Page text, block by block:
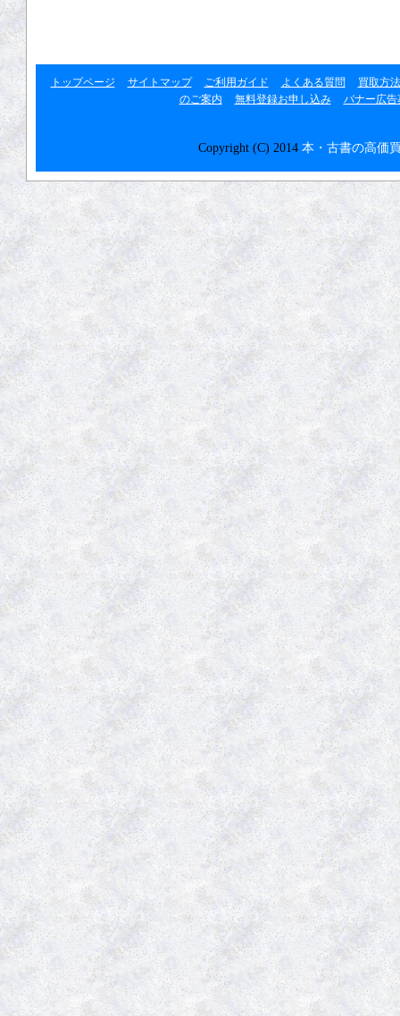
トップページ サイトマップ ご利用ガイド よくある質問
買取方法
のご案内
無料登録お申し込み バナー広告
Copyright (C) 2014 本・古書の高価